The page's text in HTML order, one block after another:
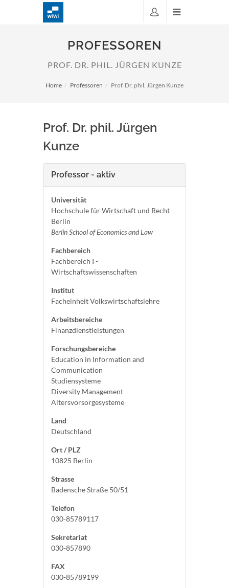
PROFESSOREN
PROF. DR. PHIL. JÜRGEN KUNZE
Home Professoren Prof. Dr. phil. Jürgen Kunze
Prof. Dr. phil. Jürgen
Kunze
Professor - aktiv
Universität
Hochschule für Wirtschaft und Recht
Berlin
Berlin School of Economics and Law
Fachbereich
Fachbereich I -
Wirtschaftswissenschaften
Institut
Facheinheit Volkswirtschaftslehre
Arbeitsbereiche
Finanzdienstleistungen
Forschungsbereiche
Education in Information and
Communication
Studiensysteme
Diversity Management
Altersvorsorgesysteme
Land
Deutschland
Ort / PLZ
10825 Berlin
Strasse
Badensche Straße 50/51
Telefon
030-85789117
Sekretariat
030-857890
FAX
030-85789199